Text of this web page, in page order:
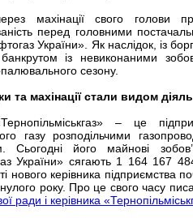
махінації свого голови
перед головними
України». Як наслідок, із
із невиконаними
сезону.
та махінації стали видом
– це
газу розподільчими
Сьогодні його майнові
України» сягають 1 164 167
нового керівника
року. Про це свого часу
ради і керівника